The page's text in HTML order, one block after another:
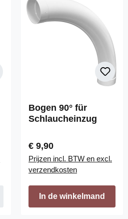
Bogen 90° für
Schlaucheinzug
Normale prijs:
€ 9,90
Prijzen incl. BTW en excl.
verzendkosten
In de winkelmand